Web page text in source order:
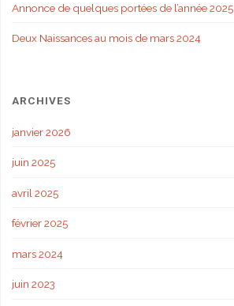
Annonce de quelques portées de l’année 2025
Deux Naissances au mois de mars 2024
ARCHIVES
janvier 2026
juin 2025
avril 2025
février 2025
mars 2024
juin 2023